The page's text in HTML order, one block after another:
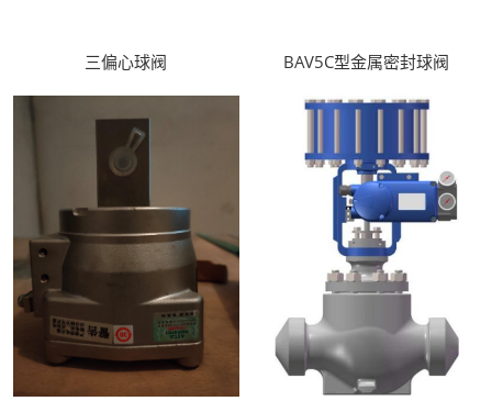
三偏心球阀 BAV5C型金属密封球阀